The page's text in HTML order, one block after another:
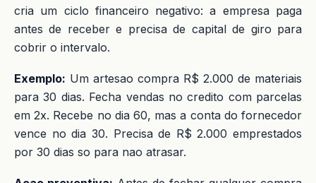
cria um ciclo financeiro negativo: a empresa paga
antes de receber e precisa de capital de giro para
cobrir o intervalo.
Exemplo: Um artesao compra R$ 2.000 de materiais
para 30 dias. Fecha vendas no credito com parcelas
em 2x. Recebe no dia 60, mas a conta do fornecedor
vence no dia 30. Precisa de R$ 2.000 emprestados
por 30 dias so para nao atrasar.